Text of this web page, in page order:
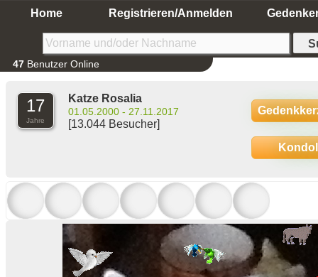
Home Registrieren/Anmelden
47 Benutzer Online
17
Jahre
Katze Rosalia
01.05.2000 - 27.11.2017
[13.044 Besucher]